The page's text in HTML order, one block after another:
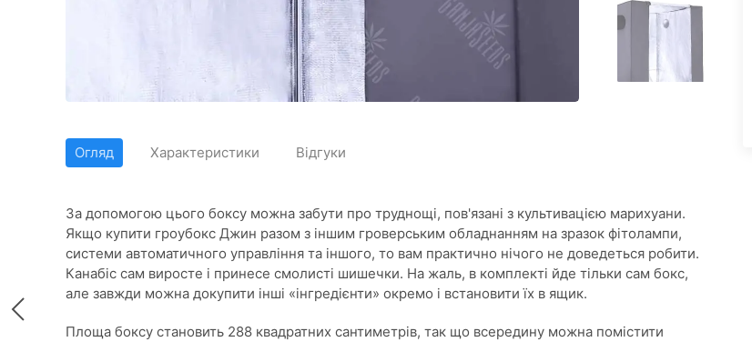
Огляд Характеристики Відгуки
За допомогою цього боксу можна забути про труднощі, пов'язані з культивацією марихуани.
Якщо купити гроубокс Джин разом з іншим гроверським обладнанням на зразок фітолампи,
системи автоматичного управління та іншого, то вам практично нічого не доведеться робити.
Канабіс сам виросте і принесе смолисті шишечки. На жаль, в комплекті йде тільки сам бокс,
але завжди можна докупити інші «інгредієнти» окремо і встановити їх в ящик.
Площа боксу становить 288 квадратних сантиметрів, так що всередину можна помістити